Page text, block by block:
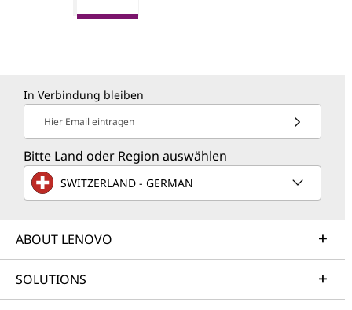
In Verbindung bleiben
Hier Email eintragen
Bitte Land oder Region auswählen
SWITZERLAND - GERMAN
ABOUT LENOVO
SOLUTIONS